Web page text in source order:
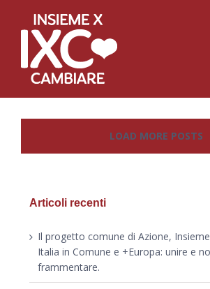
LOAD MORE POSTS
Articoli recenti
Il progetto comune di Azione,
Italia in Comune e +Europa: unire e
frammentare.